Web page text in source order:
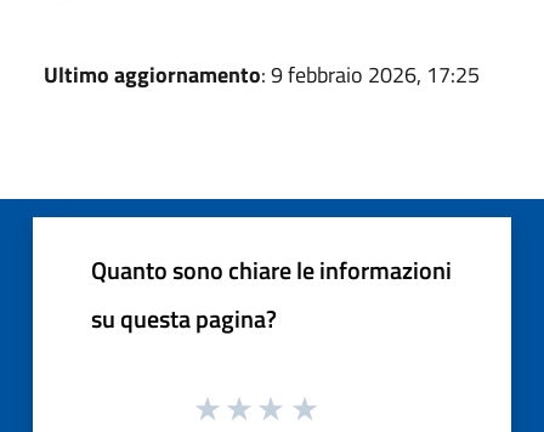
Ultimo aggiornamento: 9 febbraio 2026, 17:25
Quanto sono chiare le informazioni
su questa pagina?